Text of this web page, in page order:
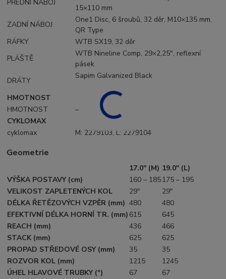
PŘEDNÍ NÁBOJ
15×110 mm
ZADNÍ NÁBOJ
One1 Disc, 6 šroubů, 32 děr, M10×135 mm,
QR Type
RÁFKY
WTB SX19, 32 děr
PLÁŠTĚ
WTB Nineline Comp, 29×2,25", reflexní
pásek
DRÁTY
Sapim Galvanized Black
HMOTNOST
HMOTNOST
–
CYKLOMAX
cyklomax
M: 2279103, L: 2279104
Geometrie
17.0" (M) 19.0" (L)
VÝŠKA POSTAVY (cm)
160 – 185175 – 195
VELIKOST ZAPLETENÝCH KOL
29"
29"
DÉLKA ŘETĚZOVÝCH VZPĚR (mm) 480
480
EFEKTIVNÍ DÉLKA HORNÍ TR. (mm) 615
645
REACH (mm)
436
466
STACK (mm)
625
625
PROPAD STŘEDOVÉ OSY (mm)
35
35
ROZVOR KOL (mm)
1215
1245
ÚHEL HLAVOVÉ TRUBKY (°)
67
67